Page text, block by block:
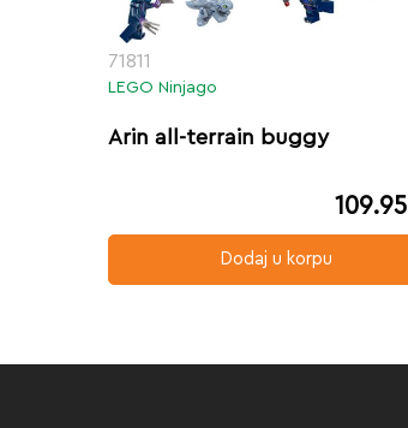
71811
LEGO Ninjago
Arin all-terrain buggy
109.95
Dodaj u korpu